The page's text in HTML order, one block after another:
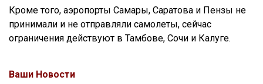
Кроме того, аэропорты Самары, Саратова и Пензы не
принимали и не отправляли самолеты, сейчас
ограничения действуют в Тамбове, Сочи и Калуге.
Ваши Новости